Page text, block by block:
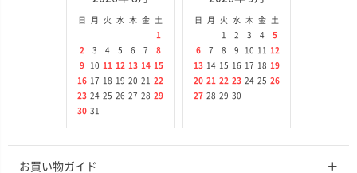
日 月 火 水 木 金
土
1
2
3 4 5 6 7
8
9
10 11 12 13 14 15
16 17 18 19 20 21
22
23 24 25 26 27 28 29
30 31
日 月 火 水 木 金
土
1
2 3 4
5
6
7 8 9 10 11
12
13 14 15 16 17 18 19
20 21 22 23 24 25 26
27 28 29 30
お買い物ガイド